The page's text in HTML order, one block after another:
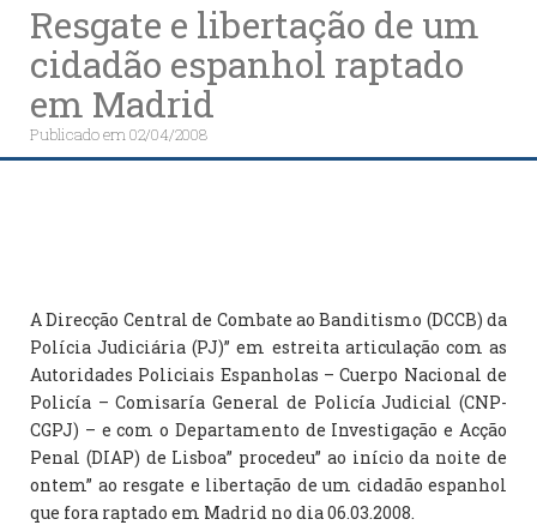
Resgate e libertação de um
cidadão espanhol raptado
em Madrid
Publicado em02/04/2008
A Direcção Central de Combate ao Banditismo (DCCB) da
Polícia Judiciária (PJ)” em estreita articulação com as
Autoridades Policiais Espanholas – Cuerpo Nacional de
Policía – Comisaría General de Policía Judicial (CNP-
CGPJ) – e com o Departamento de Investigação e Acção
Penal (DIAP) de Lisboa” procedeu” ao início da noite de
ontem” ao resgate e libertação de um cidadão espanhol
que fora raptado em Madrid no dia 06.03.2008.